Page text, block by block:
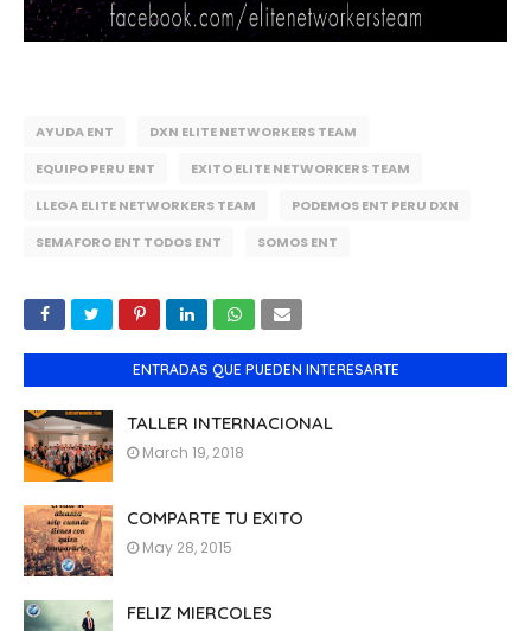
AYUDA ENT
DXN ELITE NETWORKERS TEAM
EQUIPO PERU ENT
EXITO ELITE NETWORKERS TEAM
LLEGA ELITE NETWORKERS TEAM
PODEMOS ENT PERU DXN
SEMAFORO ENT TODOS ENT
SOMOS ENT
ENTRADAS QUE PUEDEN INTERESARTE
TALLER INTERNACIONAL
March 19, 2018
COMPARTE TU EXITO
May 28, 2015
FELIZ MIERCOLES